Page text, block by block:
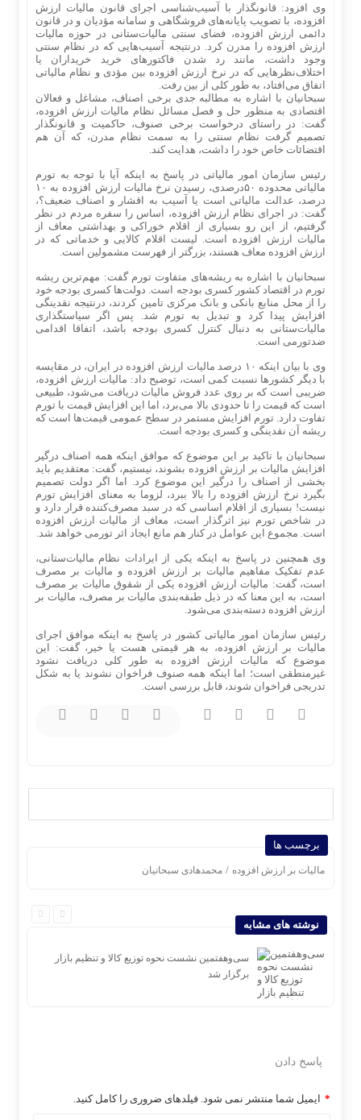
وی افزود: قانونگذار با آسیب‌شناسی اجرای قانون مالیات ارزش
افزوده، با تصویب پایانه‌های فروشگاهی و سامانه مؤدیان و در قانون
دائمی ارزش افزوده، فضای سنتی مالیات‌ستانی در حوزه مالیات
ارزش افزوده را مدرن کرد. درنتیجه آسیب‌هایی که در نظام سنتی
وجود داشت، مانند رد شدن فاکتورهای خرید خریداران یا
اختلاف‌نظرهایی که در نرخ ارزش افزوده بین مؤدی و نظام مالیاتی
اتفاق می‌افتاد، به طور کلی از بین رفت.
سبحانیان با اشاره به مطالبه جدی برخی اصناف، مشاغل و فعالان
اقتصادی به منظور حل و فصل مسائل نظام مالیات ارزش افزوده،
گفت: در راستای درخواست برخی صنوف، حاکمیت و قانونگذار
تصمیم گرفت نظام سنتی را به سمت نظام مدرن، که آن هم
اقتضائات خاص خود را داشت، هدایت کند.
رئیس سازمان امور مالیاتی در پاسخ به اینکه آیا با توجه به تورم
مالیاتی محدوده ۵۰درصدی، رسیدن نرخ مالیات ارزش افزوده به ۱۰
درصد، عدالت مالیاتی است یا آسیب به اقشار و اصناف ضعیف؟،
گفت: در اجرای نظام ارزش افزوده، اساس را سفره مردم در نظر
گرفتیم، از این رو بسیاری از اقلام خوراکی و بهداشتی معاف از
مالیات ارزش افزوده است. لیست اقلام کالایی و خدماتی که در
ارزش افزوده معاف هستند، بزرگتر از فهرست مشمولین است.
سبحانیان با اشاره به ریشه‌های متفاوت تورم گفت: مهم‌ترین ریشه
تورم در اقتصاد کشور کسری بودجه است. دولت‌ها کسری بودجه خود
را از محل منابع بانکی و بانک مرکزی تامین کردند، درنتیجه نقدینگی
افزایش پیدا کرد و تبدیل به تورم شد. پس اگر سیاستگذاری
مالیات‌ستانی به دنبال کنترل کسری بودجه باشد، اتفاقا اقدامی
ضدتورمی است.
وی با بیان اینکه ۱۰ درصد مالیات ارزش افزوده در ایران، در مقایسه
با دیگر کشورها نسبت کمی است، توضیح داد: مالیات ارزش افزوده،
ضریبی است که بر روی عدد فروش مالیات دریافت می‌شود، طبیعی
است که قیمت را تا حدودی بالا می‌برد، اما این افزایش قیمت با تورم
تفاوت دارد. تورم افزایش مستمر در سطح عمومی قیمت‌ها است که
ریشه آن نقدینگی و کسری بودجه است.
سبحانیان با تاکید بر این موضوع که موافق اینکه همه اصناف درگیر
افزایش مالیات بر ارزش افزوده بشوند، نیستیم، گفت: معتقدیم باید
بخشی از اصناف را درگیر این موضوع کرد. اما اگر دولت تصمیم
بگیرد نرخ ارزش افزوده را بالا ببرد، لزوما به معنای افزایش تورم
نیست! بسیاری از اقلام اساسی که در سبد مصرف‌کننده قرار دارد و
در شاخص تورم نیز اثرگذار است، معاف از مالیات ارزش افزوده
است. مجموع این عوامل در کنار هم مانع ایجاد اثر تورمی خواهد شد.
وی همچنین در پاسخ به اینکه یکی از ایرادات نظام مالیات‌ستانی،
عدم تفکیک مفاهیم مالیات بر ارزش افزوده و مالیات بر مصرف
است، گفت: مالیات ارزش افزوده یکی از شقوق مالیات بر مصرف
است، به این معنا که در ذیل طبقه‌بندی مالیات بر مصرف، مالیات بر
ارزش افزوده دسته‌بندی می‌شود.
رئیس سازمان امور مالیاتی کشور در پاسخ به اینکه موافق اجرای
مالیات بر ارزش افزوده، به هر قیمتی هست یا خیر، گفت: این
موضوع که مالیات ارزش افزوده به طور کلی دریافت نشود
غیرمنطقی است؛ اما اینکه همه صنوف فراخوان نشوند یا به شکل
تدریجی فراخوان شوند، قابل بررسی است.
برچسب ها
مالیات بر ارزش افزوده / محمدهادی سبحانیان
نوشته های مشابه
سی‌و‌هفتمین نشست نحوه توزیع کالا و تنظیم بازار
برگزار شد
پاسخ دادن
ایمیل شما منتشر نمی شود. فیلدهای ضروری را کامل کنید. *